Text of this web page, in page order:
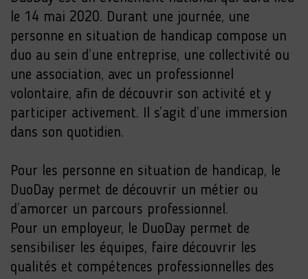
le 14 mai 2020. Durant une journée, une
personne en situation de handicap compose un
duo au sein d’une entreprise, une collectivité ou
une association, avec un professionnel
volontaire, afin de découvrir son activité et y
participer activement. Il s’agit d’une immersion
dans son quotidien.
Pour les personne en situation de handicap, le
DuoDay permet de découvrir un métier ou
d’amorcer un parcours professionnel.
Pour un employeur, le DuoDay permet de
sensibiliser les équipes, faire découvrir les
qualités et compétences professionnelles des